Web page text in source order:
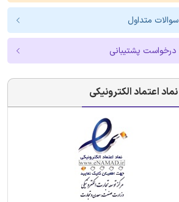
سوالات متداول
درخواست پشتیبانی
نماد اعتماد الکترونیکی